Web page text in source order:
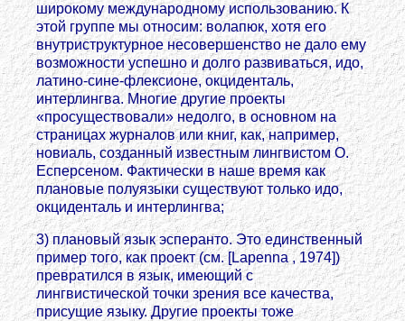
широкому международному использованию. К
этой группе мы относим: волапюк, хотя его
внутриструктурное несовершенство не дало ему
возможности успешно и долго развиваться, идо,
латино-сине-флексионе, окциденталь,
интерлингва. Многие другие проекты
«просуществовали» недолго, в основном на
страницах журналов или книг, как, например,
новиаль, созданный известным лингвистом О.
Есперсеном. Фактически в наше время как
плановые полуязыки существуют только идо,
окциденталь и интерлингва;
3) плановый язык эсперанто. Это единственный
пример того, как проект (см. [Lapenna , 1974])
превратился в язык, имеющий с
лингвистической точки зрения все качества,
присущие языку. Другие проекты тоже